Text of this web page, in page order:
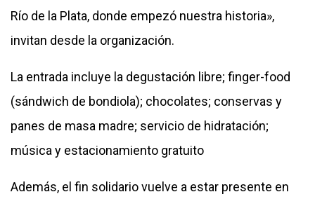
Río de la Plata, donde empezó nuestra historia»,
invitan desde la organización.
La entrada incluye la degustación libre; finger-food
(sándwich de bondiola); chocolates; conservas y
panes de masa madre; servicio de hidratación;
música y estacionamiento gratuito
Además, el fin solidario vuelve a estar presente en